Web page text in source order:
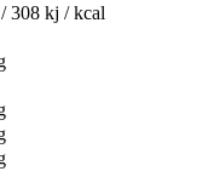
308 kj / kcal